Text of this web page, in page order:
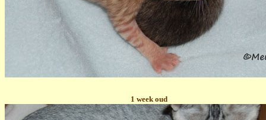
1 week oud